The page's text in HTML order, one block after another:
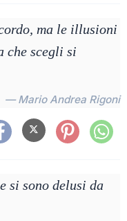
ma le illusioni
che scegli si
— Mario Andrea Rigoni
si sono delusi da